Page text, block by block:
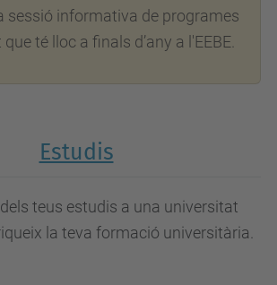
sessió informativa de programes
té lloc a finals d’any a l'EEBE.
Estudis
teus estudis a una universitat
la teva formació universitària.